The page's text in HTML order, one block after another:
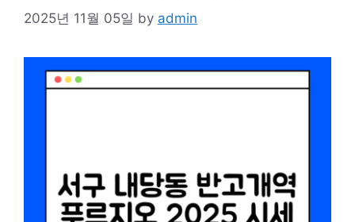
2025년 11월 05일 by admin